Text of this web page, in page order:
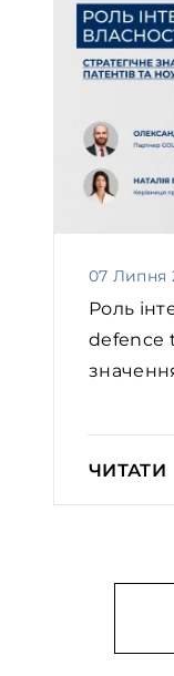
07 Липня
Роль
defence
ЧИТАТИ